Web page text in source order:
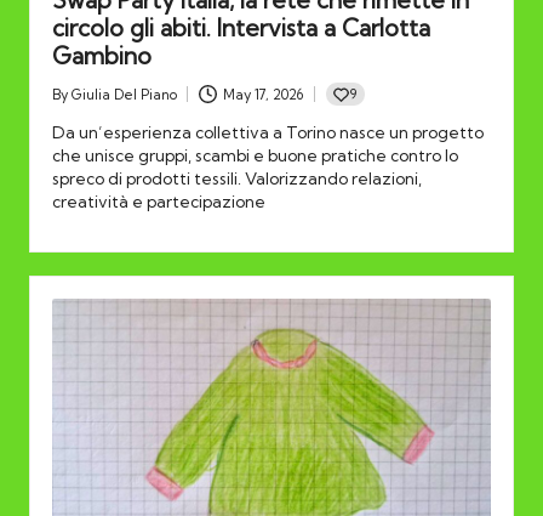
circolo gli abiti. Intervista a Carlotta
Gambino
Posted
by
By Giulia Del Piano May 17, 2026 9
Da un’esperienza collettiva a Torino nasce un progetto
che unisce gruppi, scambi e buone pratiche contro lo
spreco di prodotti tessili. Valorizzando relazioni,
creatività e partecipazione